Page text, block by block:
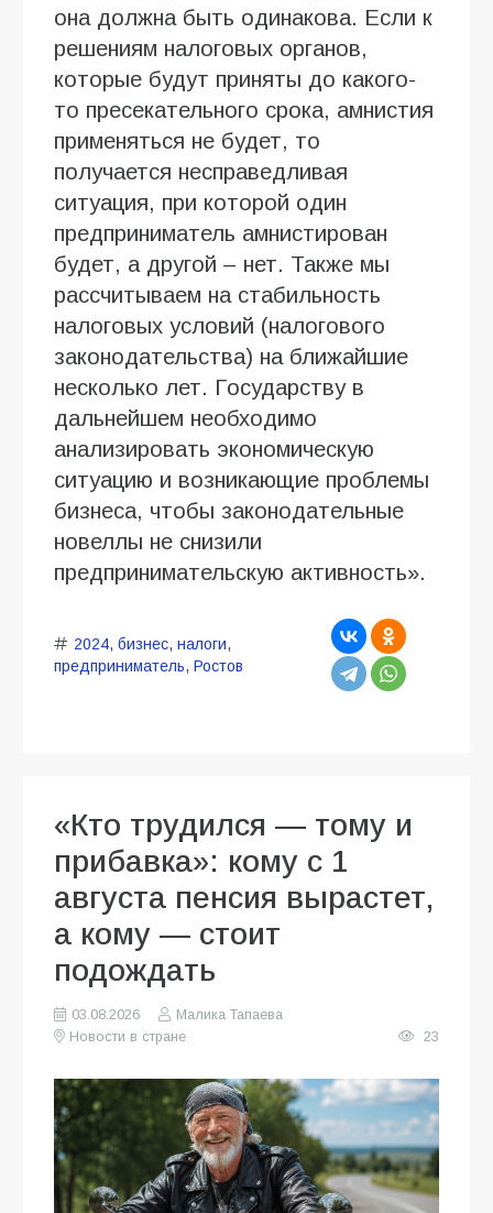
она должна быть одинакова. Если к
решениям налоговых органов,
которые будут приняты до какого-
то пресекательного срока, амнистия
применяться не будет, то
получается несправедливая
ситуация, при которой один
предприниматель амнистирован
будет, а другой – нет. Также мы
рассчитываем на стабильность
налоговых условий (налогового
законодательства) на ближайшие
несколько лет. Государству в
дальнейшем необходимо
анализировать экономическую
ситуацию и возникающие проблемы
бизнеса, чтобы законодательные
новеллы не снизили
предпринимательскую активность».
2024, бизнес, налоги,
предприниматель, Ростов
«Кто трудился — тому и
прибавка»: кому с 1
августа пенсия вырастет,
а кому — стоит
подождать
03.08.2026
Малика Тапаева
Новости в стране
23